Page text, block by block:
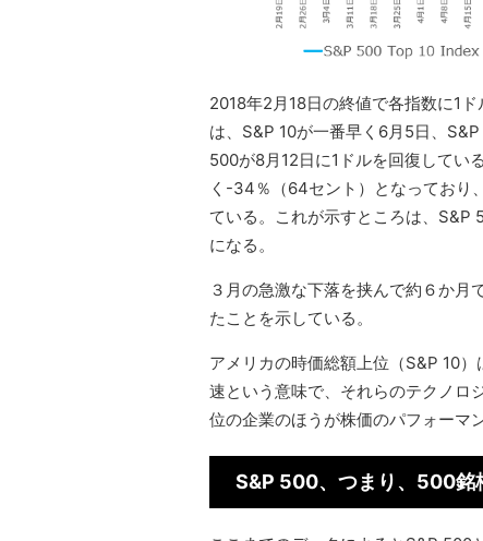
2018年2月18日の終値で各指数に1
は、S&P 10が一番早く6月5日、
500が8月12日に1ドルを回復してい
く-34％（64セント）となっており
ている。これが示すところは、S&P
になる。
３月の急激な下落を挟んで約６か月
たことを示している。
アメリカの時価総額上位（S&P 10
速という意味で、それらのテクノロ
位の企業のほうが株価のパフォーマ
S&P 500、つまり、500銘